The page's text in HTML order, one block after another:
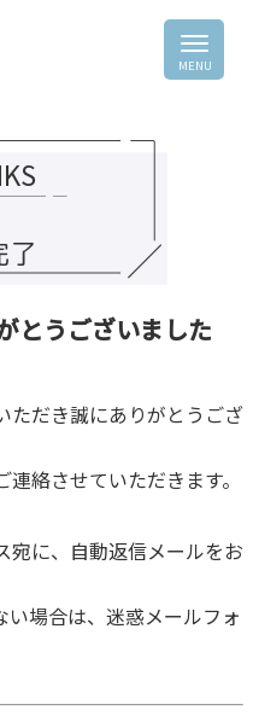
了
とうございました
ただき誠にありがとうござ
絡させていただきます。
宛に、自動返信メールをお
い場合は、迷惑メールフォ